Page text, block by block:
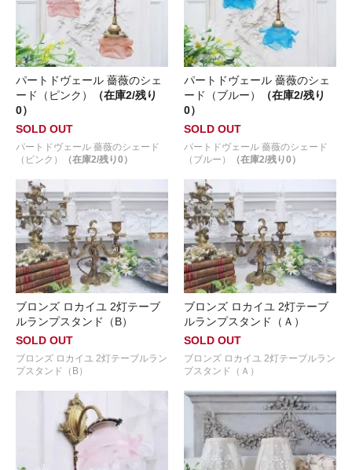
パートドヴェール 薔薇のシェ
ード（ピンク）
（在庫2/残り
0）
SOLD OUT
パートドヴェール 薔薇のシェード
（ピンク）
（在庫2/残り0）
パートドヴェール 薔薇のシェ
ード（ブルー）
（在庫2/残り
0）
SOLD OUT
パートドヴェール 薔薇のシェード
（ブルー）
（在庫2/残り0）
ブロンズ ロカイユ 2灯テーブ
ルランプスタンド（B）
SOLD OUT
ブロンズ ロカイユ 2灯テーブルラン
プスタンド（B）
ブロンズ ロカイユ 2灯テーブ
ルランプスタンド（Ａ）
SOLD OUT
ブロンズ ロカイユ 2灯テーブルラン
プスタンド（Ａ）